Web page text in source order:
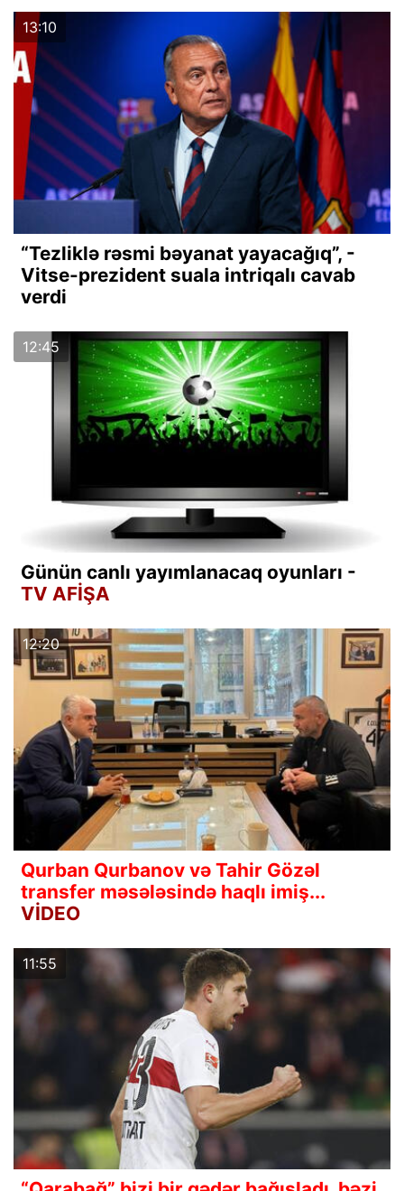
13:10
“Tezliklə rəsmi bəyanat yayacağıq”, -
Vitse-prezident suala intriqalı cavab
verdi
12:45
Günün canlı yayımlanacaq oyunları -
TV AFİŞA
12:20
Qurban Qurbanov və Tahir Gözəl
transfer məsələsində haqlı imiş...
VİDEO
11:55